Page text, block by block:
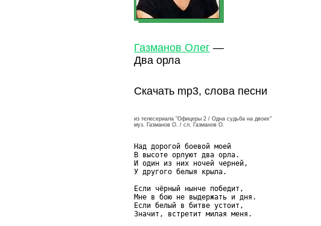
Газманов Олег —
Два орла
Скачать mp3, слова песни
из телесериала "Офицеры 2 / Одна судьба на двоих"
муз. Газманов О. / сл. Газманов О.
Над дорогой боевой моей
В высоте орлуют два орла.
И один из них ночей черней,
У другого белыя крыла.
Если чёрный нынче победит,
Мне в бою не выдержать и дня.
Если белый в битве устоит,
Значит, встретит милая меня.